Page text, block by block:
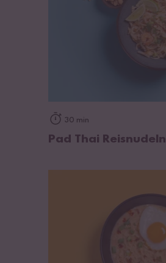
30 min
Pad Thai Reisnudeln